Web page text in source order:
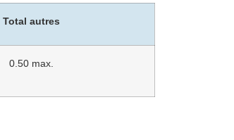
Total autres
0.50 max.